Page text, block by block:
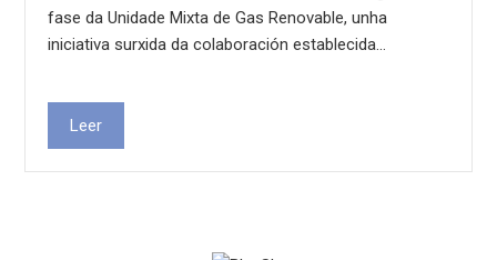
fase da Unidade Mixta de Gas Renovable, unha
iniciativa surxida da colaboración establecida…
Leer